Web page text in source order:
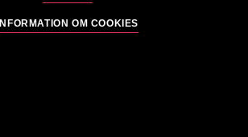
INFORMATION OM COOKIES